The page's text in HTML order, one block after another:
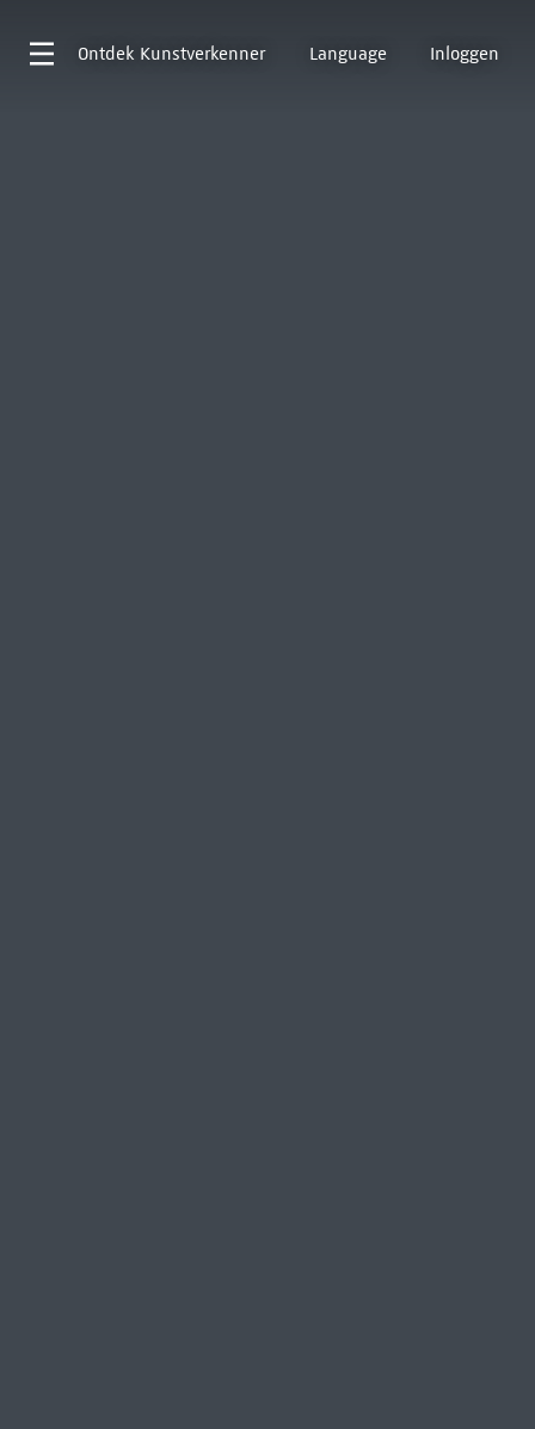
Ontdek Kunstverkenner Language Inloggen